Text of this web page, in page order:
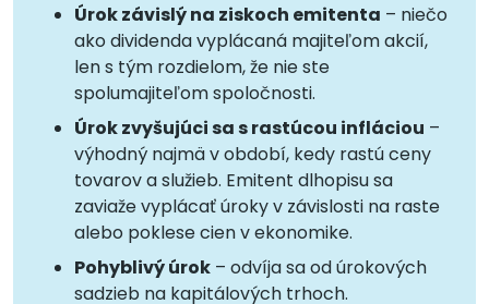
Úrok závislý na ziskoch emitenta – niečo
ako dividenda vyplácaná majiteľom akcií,
len s tým rozdielom, že nie ste
spolumajiteľom spoločnosti.
Úrok zvyšujúci sa s rastúcou infláciou –
výhodný najmä v období, kedy rastú ceny
tovarov a služieb. Emitent dlhopisu sa
zaviaže vyplácať úroky v závislosti na raste
alebo poklese cien v ekonomike.
Pohyblivý úrok – odvíja sa od úrokových
sadzieb na kapitálových trhoch.